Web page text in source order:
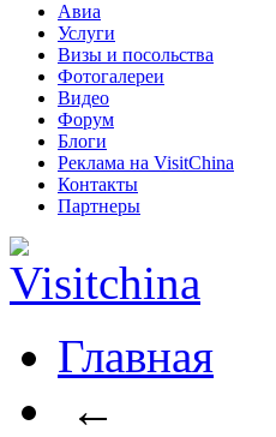
Авиа
Услуги
Визы и посольства
Фотогалереи
Видео
Форум
Блоги
Реклама на VisitChina
Контакты
Партнеры
Главная
←